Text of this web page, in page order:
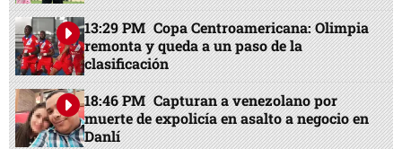
13:29 PM Copa Centroamericana: Olimpia
remonta y queda a un paso de la
clasificación
18:46 PM Capturan a venezolano por
muerte de expolicía en asalto a negocio en
Danlí